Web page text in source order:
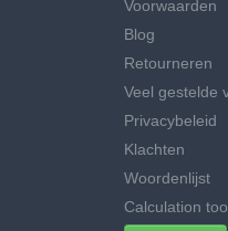
Voorwaarden
Blog
Retourneren
Veel gestelde
Privacybeleid
Klachten
Woordenlijst
Calculation